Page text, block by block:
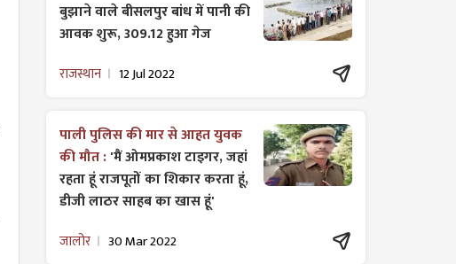
बुझाने वाले बीसलपुर बांध में पानी की
आवक शुरू, 309.12 हुआ गेज
राजस्थान 12 Jul 2022
पाली पुलिस की मार से आहत युवक
की मौत :'मैं ओमप्रकाश टाइगर, जहां
रहता हूं राजपूतों का शिकार करता हूं,
डीजी लाठर साहब का खास हूं'
जालोर 30 Mar 2022